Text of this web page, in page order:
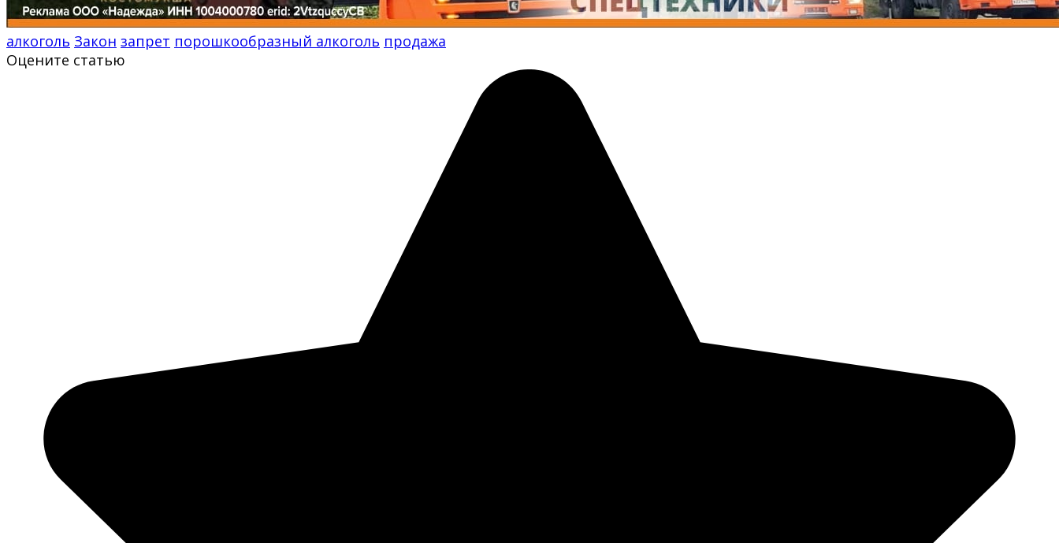
алкоголь Закон запрет порошкообразный алкоголь продажа
Оцените статью